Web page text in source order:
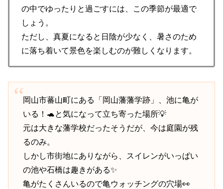
の中でゆったりと過ごすには、この季節が最適で
しょう。
ただし、真夏になると日陰が少なく、暑さのため
に落ち着いて景色を楽しむのが難しくなります。
岡山市蕃山町にある「岡山藩藩学跡」、池に亀が
いる！🐢と気になって立ち寄った場所💡
元は大きな藩学校だったそうだが、今は庭園が残
るのみ。
しかし市街地にありながら、スイレンがいっぱい
の池や石橋は趣きがある✨
亀がたくさんいるので亀ウォッチングの穴場👀